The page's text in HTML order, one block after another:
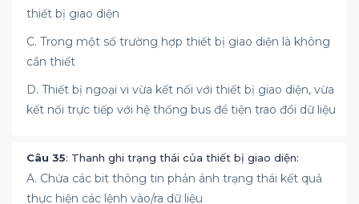
thiết bị giao diện
C. Trong một số trường hợp thiết bị giao diện là không
cần thiết
D. Thiết bị ngoại vi vừa kết nối với thiết bị giao diện, vừa
kết nối trực tiếp với hệ thống bus để tiện trao đổi dữ liệu
Câu 35: Thanh ghi trạng thái của thiết bị giao diện:
A. Chứa các bit thông tin phản ánh trạng thái kết quả
thực hiện các lệnh vào/ra dữ liệu